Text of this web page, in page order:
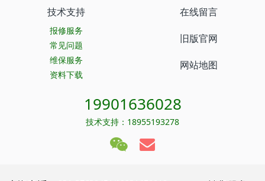
技术支持
报修服务
常见问题
维保服务
资料下载
在线留言
旧版官网
网站地图
19901636028
技术支持：18955193278